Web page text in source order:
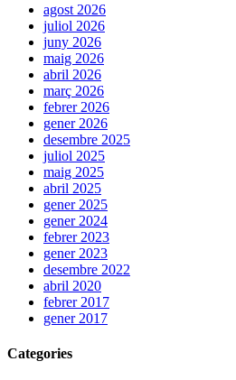
agost 2026
juliol 2026
juny 2026
maig 2026
abril 2026
març 2026
febrer 2026
gener 2026
desembre 2025
juliol 2025
maig 2025
abril 2025
gener 2025
gener 2024
febrer 2023
gener 2023
desembre 2022
abril 2020
febrer 2017
gener 2017
Categories